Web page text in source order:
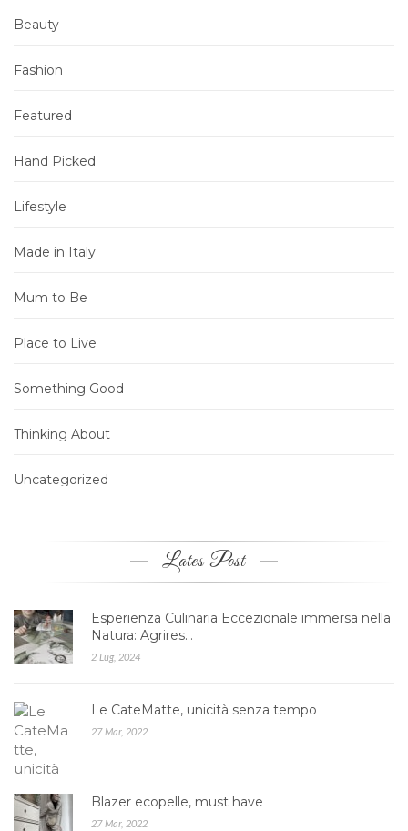
Beauty
Fashion
Featured
Hand Picked
Lifestyle
Made in Italy
Mum to Be
Place to Live
Something Good
Thinking About
Uncategorized
Lates Post
Esperienza Culinaria Eccezionale immersa nella
Natura: Agrires…
2 Lug, 2024
Le CateMatte, unicità senza tempo
27 Mar, 2022
Blazer ecopelle, must have
27 Mar, 2022